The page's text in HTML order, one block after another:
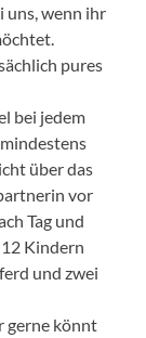
uns, wenn ihr
pures
bei jedem
über das
vor
Tag und
Kindern
und zwei
gerne könnt